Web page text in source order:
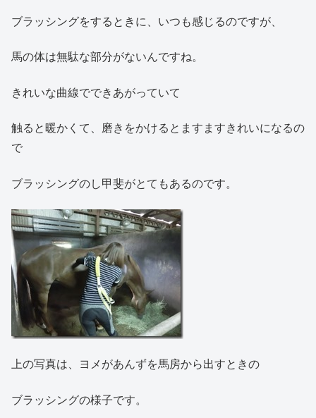
ブラッシングをするときに、いつも感じるのですが、
馬の体は無駄な部分がないんですね。
きれいな曲線でできあがっていて
触ると暖かくて、磨きをかけるとますますきれいになるの
で
ブラッシングのし甲斐がとてもあるのです。
上の写真は、ヨメがあんずを馬房から出すときの
ブラッシングの様子です。